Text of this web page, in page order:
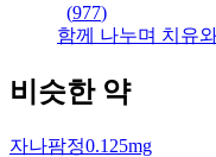
(977)
함께 나누며 치유
비슷한 약
자나팜정0.125mg